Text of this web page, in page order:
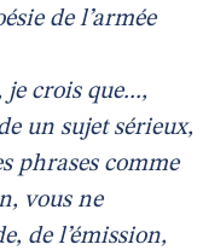
de l’armée
crois que...,
un sujet sérieux,
phrases comme
vous ne
de l’émission,